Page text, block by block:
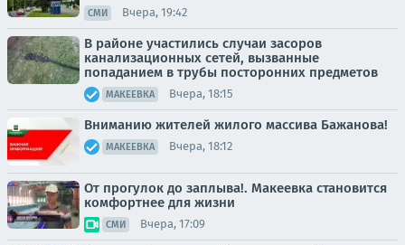
СМИ Вчера, 19:42
В районе участились случаи засоров
канализационных сетей, вызванные
попаданием в трубы посторонних предметов
МАКЕЕВКА Вчера, 18:15
Вниманию жителей жилого массива Бажанова!
МАКЕЕВКА Вчера, 18:12
От прогулок до заплыва!. Макеевка становится
комфортнее для жизни
СМИ Вчера, 17:09